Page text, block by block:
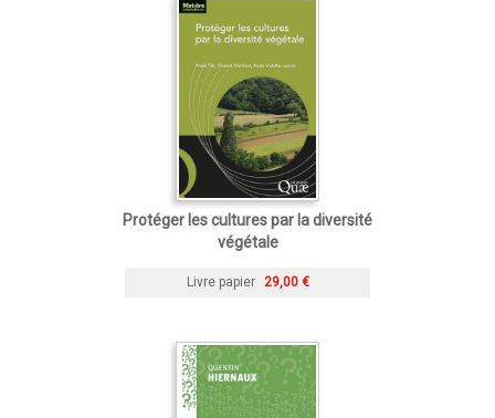
Protéger les cultures par la diversité
végétale
Livre papier 29,00 €